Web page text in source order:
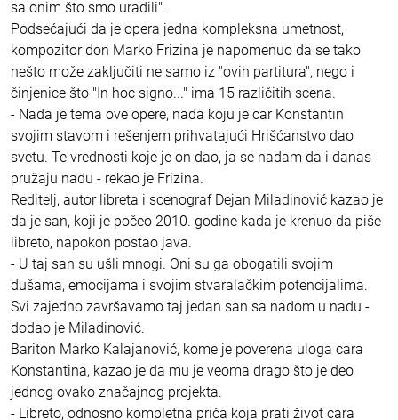
sa onim što smo uradili".
Podsećajući da je opera jedna kompleksna umetnost,
kompozitor don Marko Frizina je napomenuo da se tako
nešto može zaključiti ne samo iz "ovih partitura", nego i
činjenice što "In hoc signo..." ima 15 različitih scena.
- Nada je tema ove opere, nada koju je car Konstantin
svojim stavom i rešenjem prihvatajući Hrišćanstvo dao
svetu. Te vrednosti koje je on dao, ja se nadam da i danas
pružaju nadu - rekao je Frizina.
Reditelj, autor libreta i scenograf Dejan Miladinović kazao je
da je san, koji je počeo 2010. godine kada je krenuo da piše
libreto, napokon postao java.
- U taj san su ušli mnogi. Oni su ga obogatili svojim
dušama, emocijama i svojim stvaralačkim potencijalima.
Svi zajedno završavamo taj jedan san sa nadom u nadu -
dodao je Miladinović.
Bariton Marko Kalajanović, kome je poverena uloga cara
Konstantina, kazao je da mu je veoma drago što je deo
jednog ovako značajnog projekta.
- Libreto, odnosno kompletna priča koja prati život cara